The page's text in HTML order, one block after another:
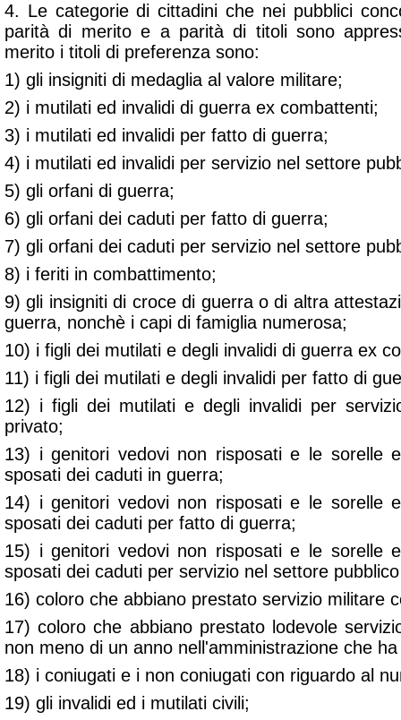
4. Le categorie di cittadini che nei pubblici
parità di merito e a parità di titoli sono
merito i titoli di preferenza sono:
1) gli insigniti di medaglia al valore militare;
2) i mutilati ed invalidi di guerra ex combattenti;
3) i mutilati ed invalidi per fatto di guerra;
4) i mutilati ed invalidi per servizio nel settore
5) gli orfani di guerra;
6) gli orfani dei caduti per fatto di guerra;
7) gli orfani dei caduti per servizio nel settore
8) i feriti in combattimento;
9) gli insigniti di croce di guerra o di altra
guerra, nonchè i capi di famiglia numerosa;
10) i figli dei mutilati e degli invalidi di guerra ex
11) i figli dei mutilati e degli invalidi per fatto di
12) i figli dei mutilati e degli invalidi per
privato;
13) i genitori vedovi non risposati e le sorelle
sposati dei caduti in guerra;
14) i genitori vedovi non risposati e le sorelle
sposati dei caduti per fatto di guerra;
15) i genitori vedovi non risposati e le sorelle
sposati dei caduti per servizio nel settore
16) coloro che abbiano prestato servizio militare
17) coloro che abbiano prestato lodevole
non meno di un anno nell'amministrazione che
18) i coniugati e i non coniugati con riguardo al
19) gli invalidi ed i mutilati civili;